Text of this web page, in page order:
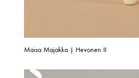
Maisa Majakka | Hevonen II